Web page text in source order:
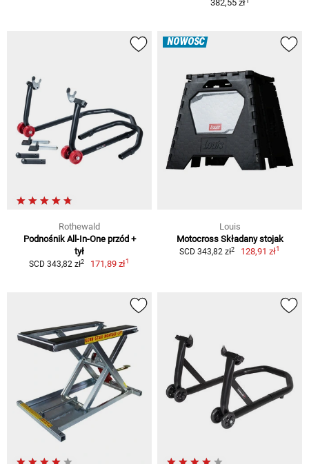
382,55 zł
Rothewald
Podnośnik All-In-One przód +
tył
SCD 343,82 zł2 171,89 zł1
NOWOŚĆ
Louis
Motocross Składany stojak
SCD 343,82 zł2 128,91 zł1